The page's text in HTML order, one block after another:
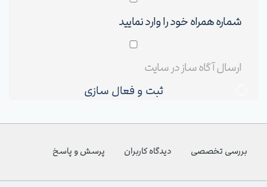
ثبت و فعال سازی
بررسی تخصصی دیدگاه کاربران پرسش و پاسخ